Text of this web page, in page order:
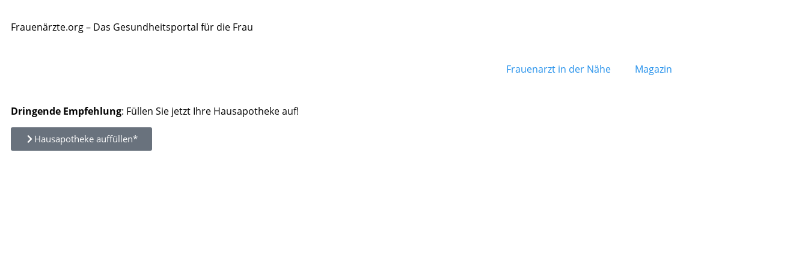
Frauenärzte.org – Das Gesundheitsportal für die Frau
Frauenarzt in der Nähe Magazin
Dringende Empfehlung: Füllen Sie jetzt Ihre Hausapotheke auf!
Hausapotheke auffüllen*